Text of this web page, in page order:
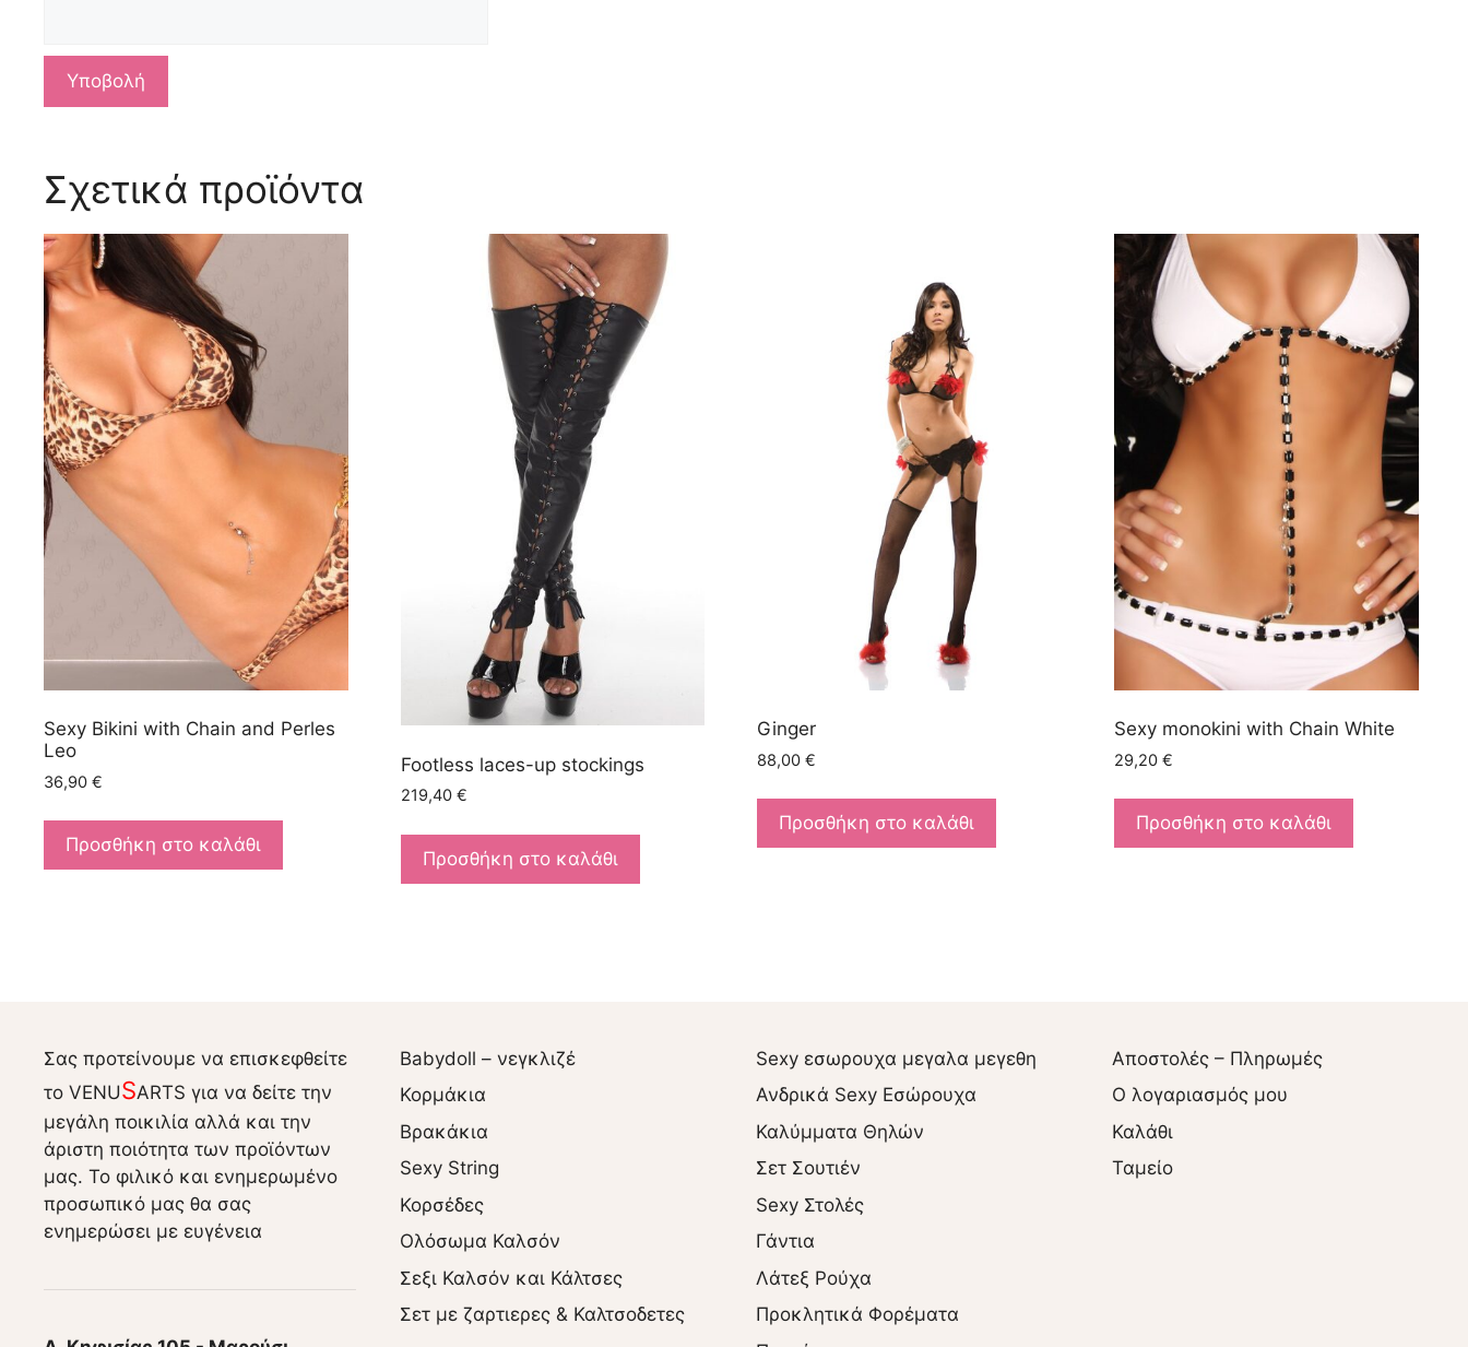
Σχετικά προϊόντα
Sexy Bikini with Chain and Perles
Leo
36,90 €
Προσθήκη στο καλάθι
Footless laces-up stockings
219,40 €
Προσθήκη στο καλάθι
Ginger
88,00€
Προσθήκη στο καλάθι
Sexy monokini with Chain White
29,20€
Προσθήκη στο καλάθι
Σας προτείνουμε να επισκεφθείτε
το VENUSARTS για να δείτε την
μεγάλη ποικιλία αλλά και την
άριστη ποιότητα των προϊόντων
μας. Το φιλικό και ενημερωμένο
προσωπικό μας θα σας
ενημερώσει με ευγένεια
Babydoll – νεγκλιζέ
Κορμάκια
Βρακάκια
Sexy String
Κορσέδες
Ολόσωμα Καλσόν
Σεξι Καλσόν και Κάλτσες
Σετ με ζαρτιερες & Καλτσοδετες
Sexy εσωρουχα μεγαλα μεγεθη
Ανδρικά Sexy Εσώρουχα
Καλύμματα Θηλών
Σετ Σουτιέν
Sexy Στολές
Γάντια
Λάτεξ Ρούχα
Προκλητικά Φορέματα
Αποστολές – Πληρωμές
O λογαριασμός μου
Καλάθι
Ταμείο